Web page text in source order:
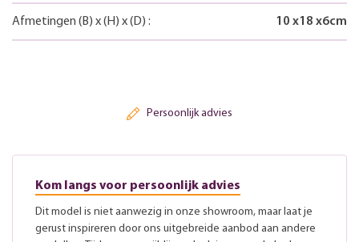
Afmetingen (B) x(H) x(D) : 10 x18 x6cm
Persoonlijk advies
Kom langs voor persoonlijk advies
Dit model is niet aanwezig in onze showroom, maar laat je
gerust inspireren door ons uitgebreide aanbod aan andere